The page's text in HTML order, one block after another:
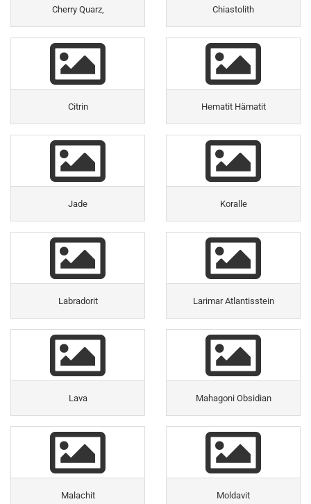
Cherry Quarz, Chiastolith
Citrin Hematit Hämatit
Jade Koralle
Labradorit Larimar Atlantisstein
Lava Mahagoni Obsidian
Malachit Moldavit